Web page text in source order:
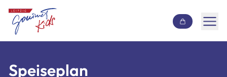
Inhalt überspringen
Speiseplan